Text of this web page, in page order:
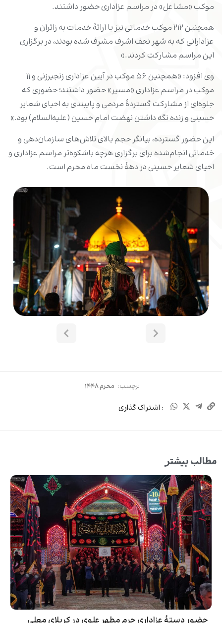
موکب «مشاعل» در مراسم عزاداری حضور داشتند.
همچنین ۲۱۲ موکب خدماتی نیز با ارائۀ خدمات به زائران و
عزادارانی که به شهر نجف اشرف مشرف شده بودند، در برگزاری
این مراسم مشارکت کردند.»
وی افزود: «همچنین ۵۶ موکب در آیین عزاداری زنجیرزنی و ۱۱
موکب در مراسم عزاداری «مسیر» حضور داشتند؛ حضوری که
جلوه‌ای از مشارکت گستردۀ مردمی و پایبندی به احیای شعایر
حسینی و زنده نگه داشتن نهضت امام حسین (علیه‌السلام) بود.»
این حضور گسترده، بیانگر حجم بالای تلاش‌های سازمان‌دهی و
خدماتی انجام‌شده برای برگزاری هرچه باشکوه‌تر مراسم عزاداری و
احیای شعایر حسینی در دهۀ نخست ماه محرم است.
برچسب: محرم ۱۴۴۸
: اشتراک گذاری
مطالب بیشتر